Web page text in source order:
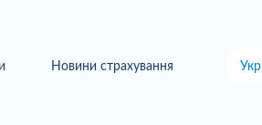
Новини страхування Укр